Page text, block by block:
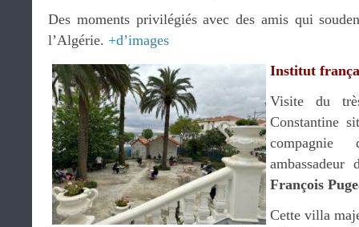
Des moments privilégiés avec des amis qui
l’Algérie. +d’images
Institut
Visite du
Constantine
François
Cette villa